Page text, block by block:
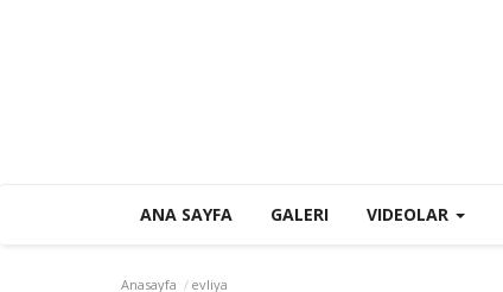
ANA SAYFA GALERI VIDEOLAR
Anasayfa evliya